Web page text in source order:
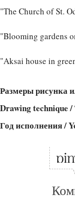
"The Church of St.
"Blooming gardens
"Aksai house in
Размеры рисунка
Drawing technique
Год исполнения /